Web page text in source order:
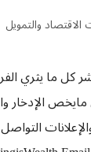
والتمويل
يثري الفرد
الإدخار